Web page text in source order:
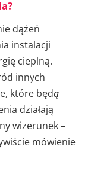
dążeń
instalacji
cieplną.
innych
które będą
działają
wizerunek –
mówienie